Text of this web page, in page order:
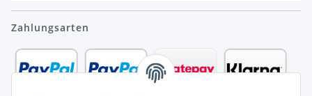
Zahlungsarten